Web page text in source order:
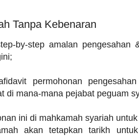
Tanpa Kebenaran
by-step amalan pengesahan
permohonan
di mana-mana pejabat peguam
ini di mahkamah syariah
akan tetapkan tarikh